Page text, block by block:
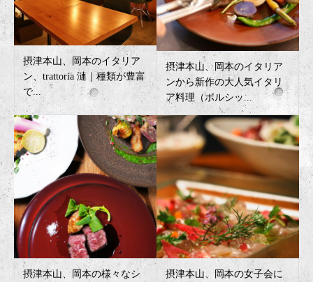
摂津本山、岡本のイタリア
ン、trattoria 漣｜種類が豊富
で...
摂津本山、岡本のイタリア
ンから新作の大人気イタリ
ア料理（ポルシッ...
摂津本山、岡本の様々なシ
摂津本山、岡本の女子会に